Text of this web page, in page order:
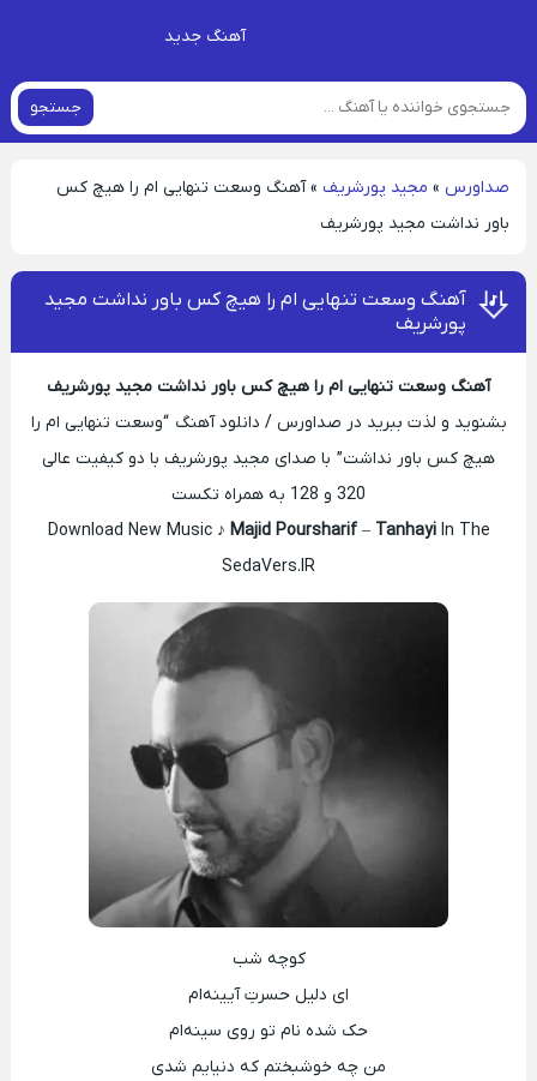
آهنگ جدید
جستجو
صداورس » مجید پورشریف»آهنگ وسعت تنهایی‌ ام را هیچ کس
باور نداشت مجید پورشریف
آهنگ وسعت تنهایی‌ ام را هیچ کس باور نداشت مجید
پورشریف
آهنگ وسعت تنهایی‌ ام را هیچ کس باور نداشت مجید پورشریف
بشنوید و لذت ببرید در صداورس / دانلود آهنگ “وسعت تنهایی‌ ام را
هیچ کس باور نداشت” با صدای مجید پورشریف با دو کیفیت عالی
320 و 128 به همراه تکست
Download New Music ♪ Majid Poursharif– TanhayiIn The
SedaVers.IR
کوچه شب
ای دلیل حسرتِ آیینه‌ام
حک شده نام تو روی سینه‌ام
من چه خوشبختم که دنیایم شدی